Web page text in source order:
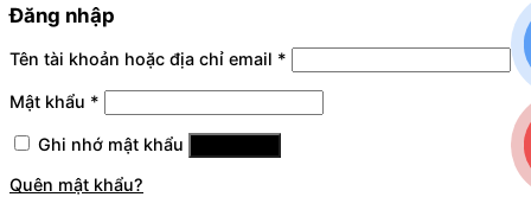
Đăng nhập
Tên tài khoản hoặc địa chỉ email *
Mật khẩu *
Ghi nhớ mật khẩu
Quên mật khẩu?